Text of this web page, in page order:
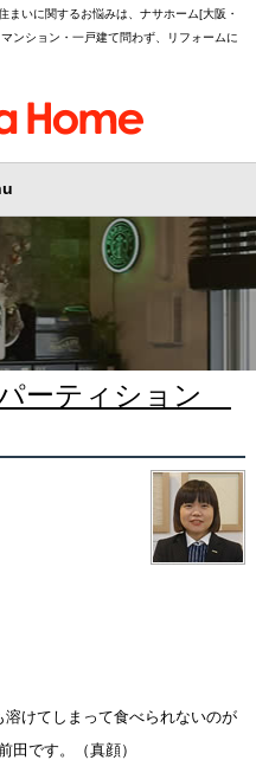
まいに関するお悩みは、ナサホーム[大阪・
ンション・一戸建て問わず、リフォームに
ーティション
溶けてしまって食べられないのが
田です。（真顔）